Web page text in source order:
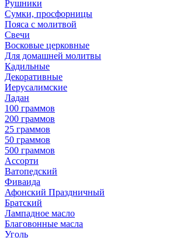
Рушники
Сумки, просфорницы
Пояса с молитвой
Свечи
Восковые церковные
Для домашней молитвы
Кадильные
Декоративные
Иерусалимские
Ладан
100 граммов
200 граммов
25 граммов
50 граммов
500 граммов
Ассорти
Ватопедский
Фиваида
Афонский Праздничный
Братский
Лампадное масло
Благовонные масла
Уголь